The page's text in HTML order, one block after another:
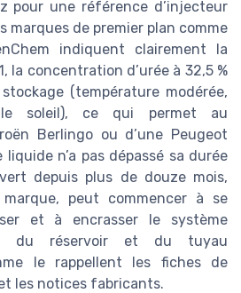
pour une référence d’injecteur
marques de premier plan comme
indiquent clairement la
la concentration d’urée à 32,5 %
(température modérée,
soleil), ce qui permet au
Berlingo ou d’une Peugeot
n’a pas dépassé sa durée
depuis plus de douze mois,
marque, peut commencer à se
et à encrasser le système
du réservoir et du tuyau
le rappellent les fiches de
les notices fabricants.